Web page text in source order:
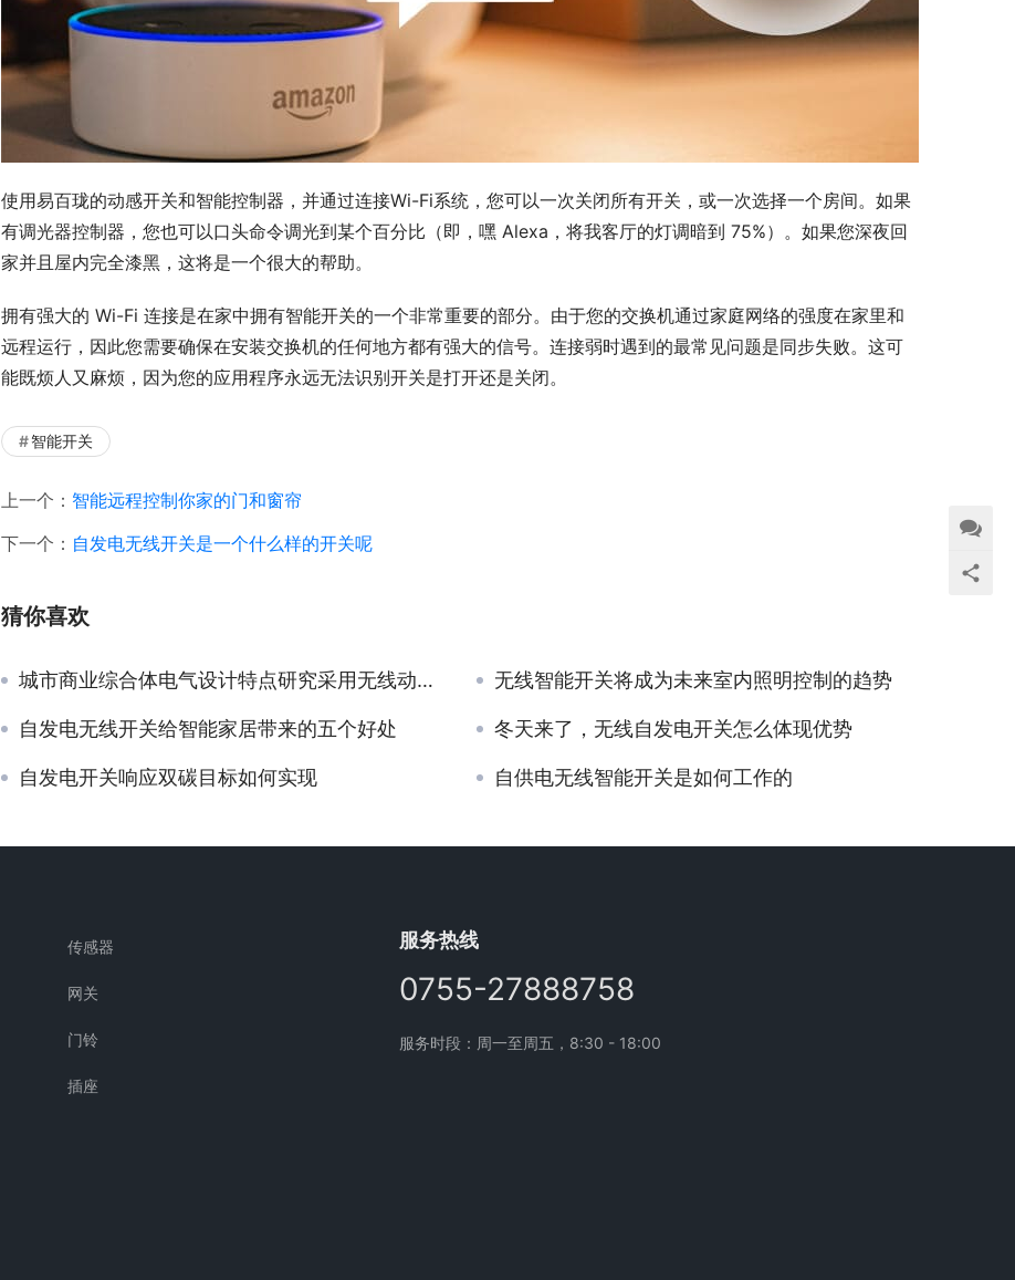
使用易百珑的动感开关和智能控制器，并通过连接Wi-Fi系统，您可以一次关闭所有开关，或一次选择一个房间。如果
有调光器控制器，您也可以口头命令调光到某个百分比（即，嘿 Alexa，将我客厅的灯调暗到 75%）。如果您深夜回
家并且屋内完全漆黑，这将是一个很大的帮助。
拥有强大的 Wi-Fi 连接是在家中拥有智能开关的一个非常重要的部分。由于您的交换机通过家庭网络的强度在家里和
远程运行，因此您需要确保在安装交换机的任何地方都有强大的信号。连接弱时遇到的最常见问题是同步失败。这可
能既烦人又麻烦，因为您的应用程序永远无法识别开关是打开还是关闭。
智能开关
上一个： 智能远程控制你家的门和窗帘
下一个： 自发电无线开关是一个什么样的开关呢
猜你喜欢
城市商业综合体电气设计特点研究采用无线动能开关 无线智能开关将成为未来室内照明控制的趋势
自发电无线开关给智能家居带来的五个好处 冬天来了，无线自发电开关怎么体现优势
自发电开关响应双碳目标如何实现 自供电无线智能开关是如何工作的
传感器
网关
门铃
插座
服务热线
0755-27888758
服务时段：周一至周五，8:30 - 18:00